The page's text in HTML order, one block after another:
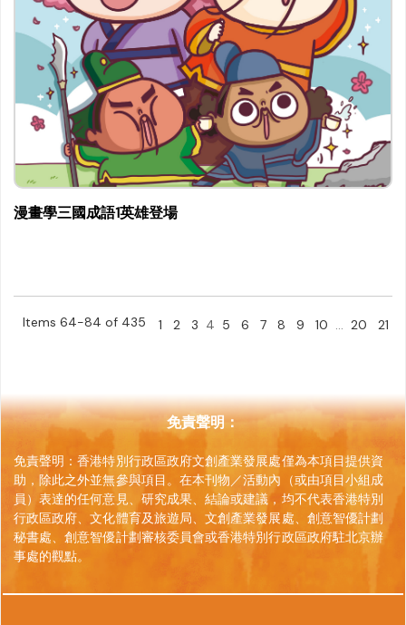
漫畫學三國成語1英雄登場
Items 64-84 of 435 1 2 3 4 5 6 7 8 9 10 ... 20 21
免責聲明：
免責聲明：香港特別行政區政府文創產業發展處僅為本項目提供資
助，除此之外並無參與項目。在本刊物／活動內（或由項目小組成
員）表達的任何意見、研究成果、結論或建議，均不代表香港特別
行政區政府、文化體育及旅遊局、文創產業發展處、創意智優計劃
秘書處、創意智優計劃審核委員會或香港特別行政區政府駐北京辦
事處的觀點。